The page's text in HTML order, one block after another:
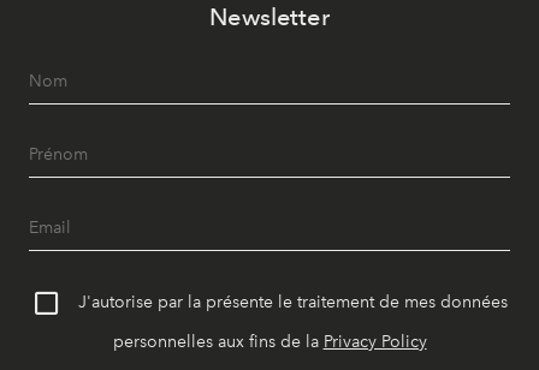
Newsletter
J'autorise par la présente le traitement de mes données
personnelles aux fins de la Privacy Policy